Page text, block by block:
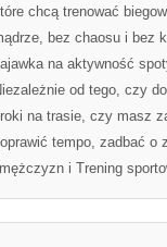
chcą trenować
bez chaosu i bez
na aktywność
od tego, czy
na trasie, czy masz
tempo, zadbać o
i Trening